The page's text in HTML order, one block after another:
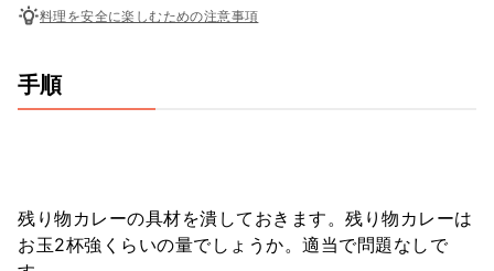
料理を安全に楽しむための注意事項
手順
残り物カレーの具材を潰しておきます。残り物カレーは
お玉2杯強くらいの量でしょうか。適当で問題なしで